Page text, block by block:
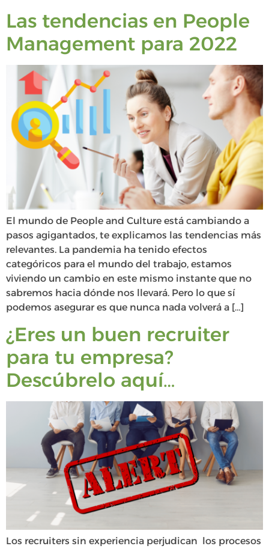
Las tendencias en People
Management para 2022
El mundo de People and Culture está cambiando a
pasos agigantados, te explicamos las tendencias más
relevantes. La pandemia ha tenido efectos
categóricos para el mundo del trabajo, estamos
viviendo un cambio en este mismo instante que no
sabremos hacia dónde nos llevará. Pero lo que sí
podemos asegurar es que nunca nada volverá a […]
¿Eres un buen recruiter
para tu empresa?
Descúbrelo aquí…
Los recruiters sin experiencia perjudican los procesos